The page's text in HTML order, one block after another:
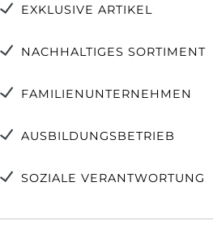
EXKLUSIVE ARTIKEL
NACHHALTIGES SORTIMENT
FAMILIENUNTERNEHMEN
AUSBILDUNGSBETRIEB
SOZIALE VERANTWORTUNG